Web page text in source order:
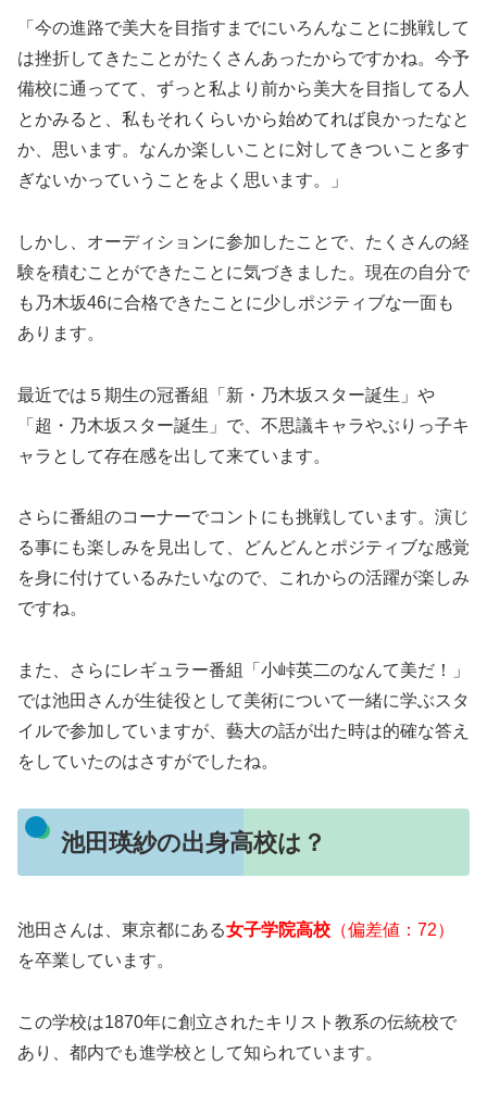
「今の進路で美大を目指すまでにいろんなことに挑戦して
は挫折してきたことがたくさんあったからですかね。今予
備校に通ってて、ずっと私より前から美大を目指してる人
とかみると、私もそれくらいから始めてれば良かったなと
か、思います。なんか楽しいことに対してきついこと多す
ぎないかっていうことをよく思います。」
しかし、オーディションに参加したことで、たくさんの経
験を積むことができたことに気づきました。現在の自分で
も乃木坂46に合格できたことに少しポジティブな一面も
あります。
最近では５期生の冠番組「新・乃木坂スター誕生」や
「超・乃木坂スター誕生」で、不思議キャラやぶりっ子キ
ャラとして存在感を出して来ています。
さらに番組のコーナーでコントにも挑戦しています。演じ
る事にも楽しみを見出して、どんどんとポジティブな感覚
を身に付けているみたいなので、これからの活躍が楽しみ
ですね。
また、さらにレギュラー番組「小峠英二のなんて美だ！」
では池田さんが生徒役として美術について一緒に学ぶスタ
イルで参加していますが、藝大の話が出た時は的確な答え
をしていたのはさすがでしたね。
池田瑛紗の出身高校は？
池田さんは、東京都にある女子学院高校 （偏差値：72）
を卒業しています。
この学校は1870年に創立されたキリスト教系の伝統校で
あり、都内でも進学校として知られています。